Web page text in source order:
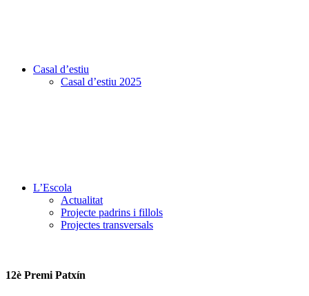
Casal d’estiu
Casal d’estiu 2025
L’Escola
Actualitat
Projecte padrins i fillols
Projectes transversals
12è Premi Patxín